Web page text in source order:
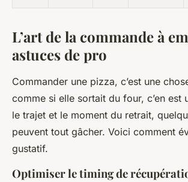
L’art de la commande à
astuces de pro
Commander une pizza, c’est une
comme si elle sortait du four, c’en est
le trajet et le moment du retrait,
peuvent tout gâcher. Voici comment
gustatif.
Optimiser le timing de